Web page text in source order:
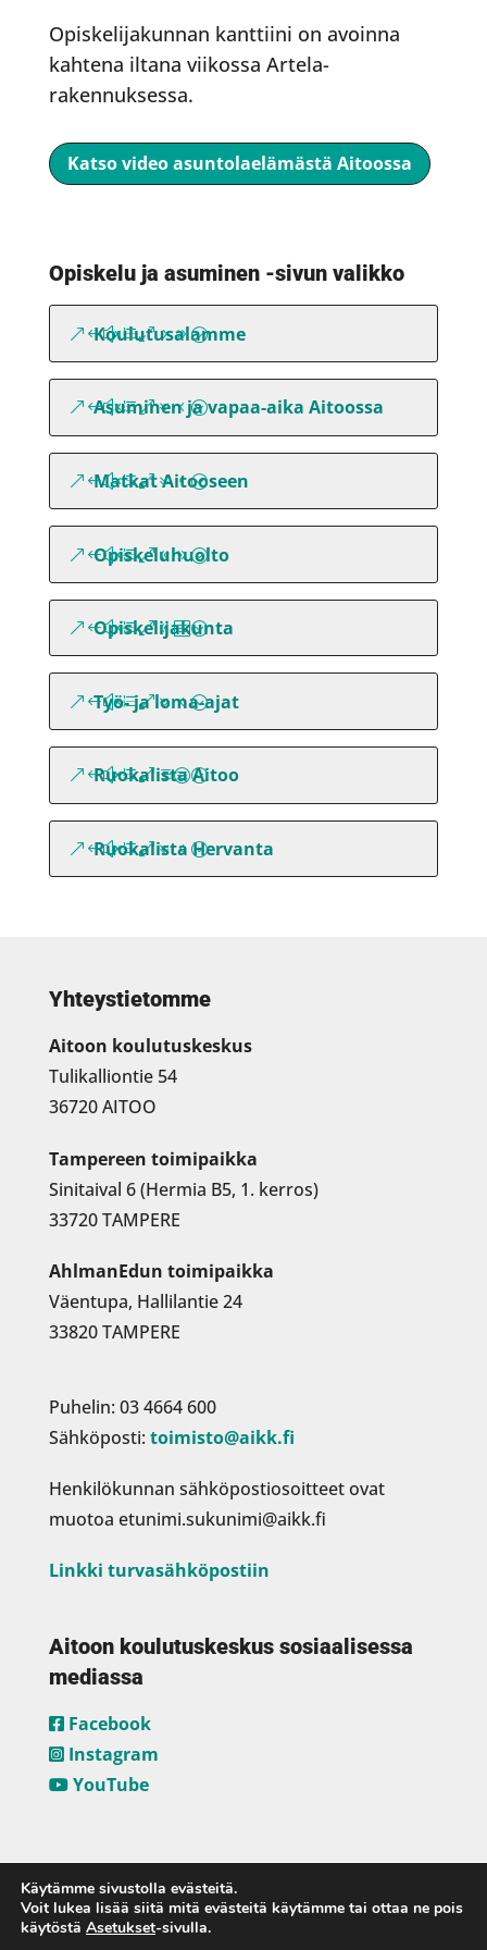
Opiskelijakunnan kanttiini on avoinna
kahtena iltana viikossa Artela-
rakennuksessa.
Katso video asuntolaelämästä Aitoossa
Opiskelu ja asuminen -sivun valikko
Koulutusalamme
Asuminen ja vapaa-aika Aitoossa
Matkat Aitooseen
Opiskeluhuolto
Opiskelijakunta
Työ- ja loma-ajat
Ruokalista Aitoo
Ruokalista Hervanta
Yhteystietomme
Aitoon koulutuskeskus
Tulikalliontie 54
36720 AITOO
Tampereen toimipaikka
Sinitaival 6 (Hermia B5, 1. kerros)
33720 TAMPERE
AhlmanEdun toimipaikka
Väentupa, Hallilantie 24
33820 TAMPERE
Puhelin: 03 4664 600
Sähköposti: toimisto@aikk.fi
Henkilökunnan sähköpostiosoitteet ovat
muotoa etunimi.sukunimi@aikk.fi
Linkki turvasähköpostiin
Aitoon koulutuskeskus sosiaalisessa
mediassa
Facebook
Instagram
YouTube
Käytämme sivustolla evästeitä.
Voit lukea lisää siitä mitä evästeitä käytämme tai ottaa ne pois
käytöstä Asetukset-sivulla.